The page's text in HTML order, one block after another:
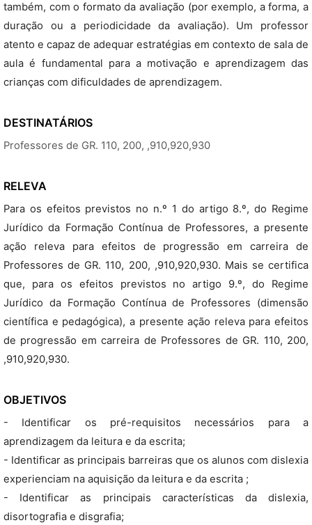
também, com o formato da avaliação (por exemplo, a forma, a
duração ou a periodicidade da avaliação). Um professor
atento e capaz de adequar estratégias em contexto de sala de
aula é fundamental para a motivação e aprendizagem das
crianças com dificuldades de aprendizagem.
DESTINATÁRIOS
Professores de GR. 110, 200, ,910,920,930
RELEVA
Para os efeitos previstos no n.º 1 do artigo 8.º, do Regime
Jurídico da Formação Contínua de Professores, a presente
ação releva para efeitos de progressão em carreira de
Professores de GR. 110, 200, ,910,920,930. Mais se certifica
que, para os efeitos previstos no artigo 9.º, do Regime
Jurídico da Formação Contínua de Professores (dimensão
científica e pedagógica), a presente ação releva para efeitos
de progressão em carreira de Professores de GR. 110, 200,
,910,920,930.
OBJETIVOS
- Identificar os pré-requisitos necessários para a
aprendizagem da leitura e da escrita;
- Identificar as principais barreiras que os alunos com dislexia
experienciam na aquisição da leitura e da escrita ;
- Identificar as principais características da dislexia,
disortografia e disgrafia;